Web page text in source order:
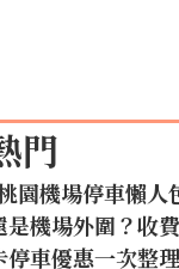
門
園機場停車懶人
是機場外圍？收
車優惠一次整理